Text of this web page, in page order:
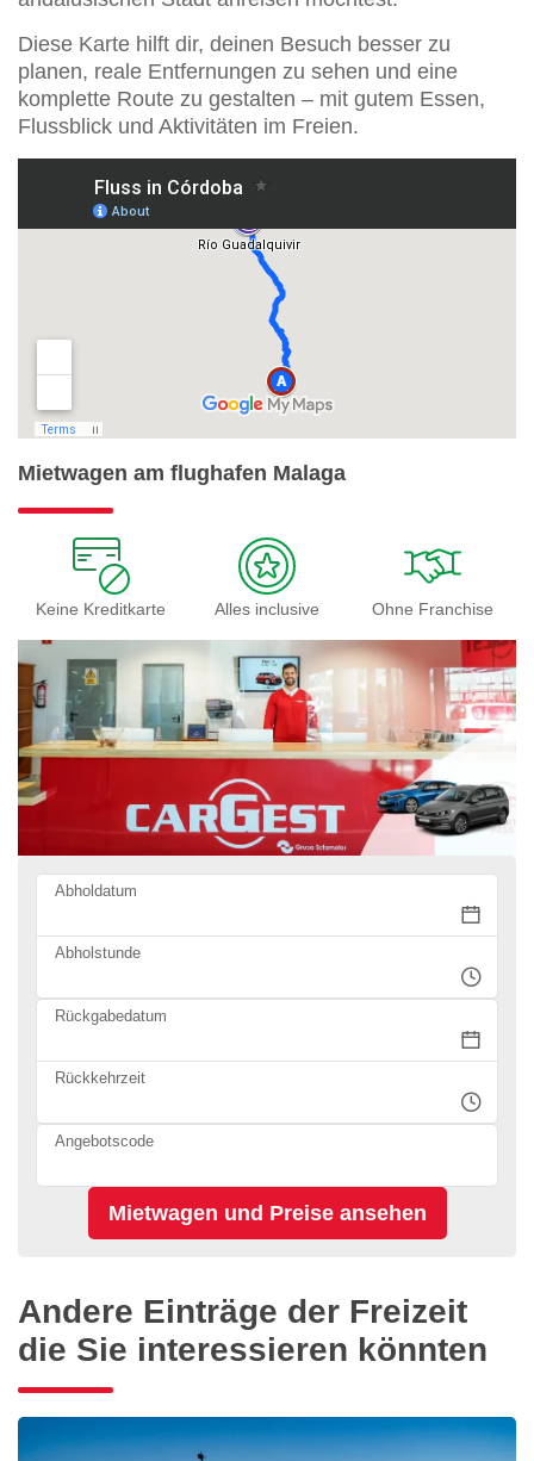
Diese Karte hilft dir, deinen Besuch besser zu
planen, reale Entfernungen zu sehen und eine
komplette Route zu gestalten – mit gutem Essen,
Flussblick und Aktivitäten im Freien.
Mietwagen am flughafen Malaga
Keine Kreditkarte Alles inclusive Ohne Franchise
Abholdatum
Abholstunde
Rückgabedatum
Rückkehrzeit
Angebotscode
Andere Einträge der Freizeit
die Sie interessieren könnten